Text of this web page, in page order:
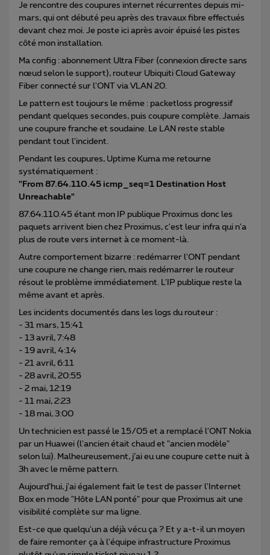
Je rencontre des coupures internet récurrentes depuis mi-
mars, qui ont débuté peu après des travaux fibre effectués
devant chez moi. Je poste ici après avoir épuisé les pistes
côté mon installation.
Ma config : abonnement Ultra Fiber (connexion directe sans
nœud selon le support), routeur Ubiquiti Cloud Gateway
Fiber connecté sur l'ONT via VLAN 20.
Le pattern est toujours le même : packetloss progressif
pendant quelques secondes, puis coupure complète. Jamais
une coupure franche et soudaine. Le LAN reste stable
pendant tout l'incident.
Pendant les coupures, Uptime Kuma me retourne
systématiquement :
"From 87.64.110.45 icmp_seq=1 Destination Host
Unreachable"
87.64.110.45 étant mon IP publique Proximus donc les
paquets arrivent bien chez Proximus, c'est leur infra qui n'a
plus de route vers internet à ce moment-là.
Autre comportement bizarre : redémarrer l'ONT pendant
une coupure ne change rien, mais redémarrer le routeur
résout le problème immédiatement. L'IP publique reste la
même avant et après.
Les incidents documentés dans les logs du routeur :
- 31 mars, 15:41
- 13 avril, 7:48
- 19 avril, 4:14
- 21 avril, 6:11
- 28 avril, 20:55
- 2 mai, 12:19
- 11 mai, 2:23
- 18 mai, 3:00
Un technicien est passé le 15/05 et a remplacé l'ONT Nokia
par un Huawei (l'ancien était chaud et "ancien modèle"
selon lui). Malheureusement, j’ai eu une coupure cette nuit à
3h avec le même pattern.
Aujourd’hui, j'ai également fait le test de passer l'Internet
Box en mode "Hôte LAN ponté" pour que Proximus ait une
visibilité complète sur ma ligne.
Est-ce que quelqu'un a déjà vécu ça ? Et y a-t-il un moyen
de faire remonter ça à l'équipe infrastructure Proximus